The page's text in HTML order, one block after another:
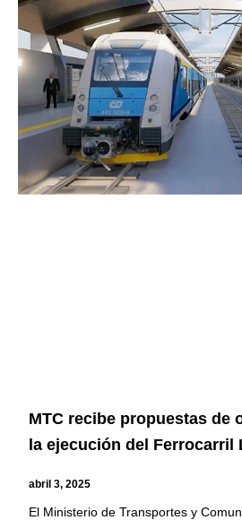
MTC recibe propuestas de
la ejecución del Ferrocarril
abril 3, 2025
El Ministerio de Transportes y